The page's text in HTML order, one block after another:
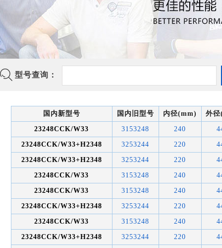
型号查询：
国内新型号 国内旧型号 内径(mm) 外
23248CCK/W33 3153248 240
23248CCK/W33+H2348 3253244 220
23248CCK/W33+H2348 3253244 220
23248CCK/W33 3153248 240
23248CCK/W33 3153248 240
23248CCK/W33+H2348 3253244 220
23248CCK/W33 3153248 240
23248CCK/W33+H2348 3253244 220